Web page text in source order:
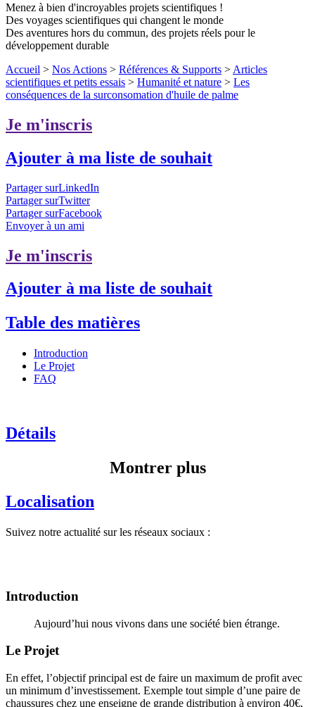
Menez à bien d'incroyables projets scientifiques !
Des voyages scientifiques qui changent le monde
Des aventures hors du commun, des projets réels pour le
développement durable
Accueil > Nos Actions > Références & Supports > Articles
scientifiques et petits essais > Humanité et nature > Les
conséquences de la surconsomation d'huile de palme
Je m'inscris
Ajouter à ma liste de souhait
Partager surLinkedIn
Partager surTwitter
Partager surFacebook
Envoyer à un ami
Je m'inscris
Ajouter à ma liste de souhait
Table des matières
Introduction
Le Projet
FAQ
Détails
Montrer plus
Localisation
Suivez notre actualité sur les réseaux sociaux :
Introduction
Aujourd’hui nous vivons dans une société bien étrange.
Le Projet
En effet, l’objectif principal est de faire un maximum de profit avec
un minimum d’investissement. Exemple tout simple d’une paire de
chaussures chez une enseigne de grande distribution à environ 40€,